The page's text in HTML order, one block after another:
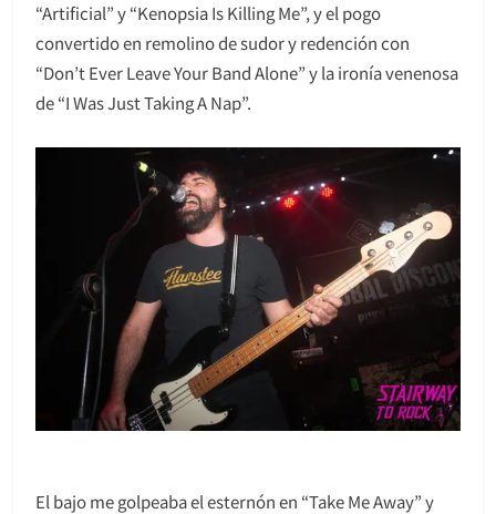
“Artificial” y “Kenopsia Is Killing Me”, y el pogo
convertido en remolino de sudor y redención con
“Don’t Ever Leave Your Band Alone” y la ironía venenosa
de “I Was Just Taking A Nap”.
El bajo me golpeaba el esternón en “Take Me Away” y